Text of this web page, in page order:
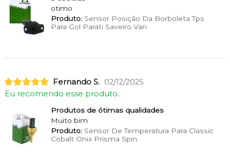
otimo
Produto:Sensor Posição Da Borboleta Tps
Para Gol Parati Saveiro Van
Fernando S. 02/12/2025
Eu recomendo esse produto.
Produtos de ótimas qualidades
Muito bim
Produto:Sensor De Temperatura Para Classic
Cobalt Onix Prisma Spin